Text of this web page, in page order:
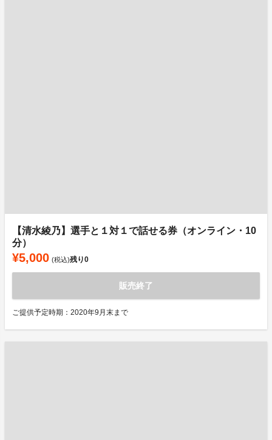
【清水綾乃】選手と１対１で話せる券（オンライン・10
分）
¥5,000 (税込)残り0
販売終了
ご提供予定時期：2020年9月末まで